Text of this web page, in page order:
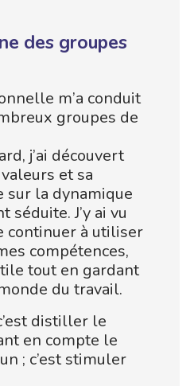
des groupes
m’a conduit
groupes de
j’ai découvert
et sa
sur la dynamique
séduite. J’y ai vu
continuer à utiliser
compétences,
tout en gardant
du travail.
distiller le
en compte le
; c’est stimuler